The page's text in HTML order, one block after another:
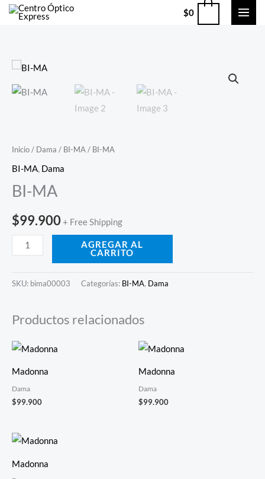
$0
Inicio/ Dama / BI-MA/ BI-MA
BI-MA, Dama
BI-MA
$99.900+ Free Shipping
BI-
MA
AGREGAR AL
CARRITO
SKU: bima00003 Categorías: BI-MA, Dama
Productos relacionados
Madonna
Dama
$99.900
Madonna
Dama
$99.900
Madonna